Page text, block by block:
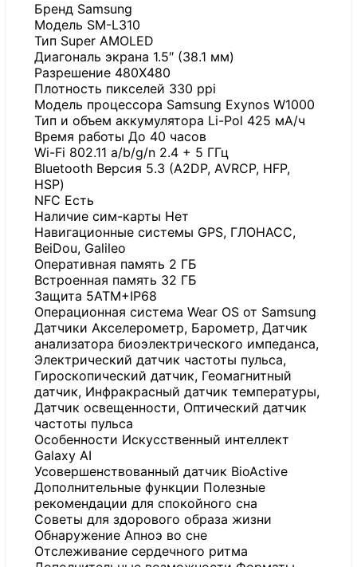
Бренд Samsung
Модель SM-L310
Тип Super AMOLED
Диагональ экрана 1.5″ (38.1 мм)
Разрешение 480X480
Плотность пикселей 330 ppi
Модель процессора Samsung Exynos W1000
Тип и объем аккумулятора Li-Pol 425 мА/ч
Время работы До 40 часов
Wi-Fi 802.11 a/b/g/n 2.4 + 5 ГГц
Bluetooth Версия 5.3 (A2DP, AVRCP, HFP,
HSP)
NFC Есть
Наличие сим-карты Нет
Навигационные системы GPS, ГЛОНАСС,
BeiDou, Galileo
Оперативная память 2 ГБ
Встроенная память 32 ГБ
Защита 5ATM+IP68
Операционная система Wear OS от Samsung
Датчики Акселерометр, Барометр, Датчик
анализатора биоэлектрического импеданса,
Электрический датчик частоты пульса,
Гироскопический датчик, Геомагнитный
датчик, Инфракрасный датчик температуры,
Датчик освещенности, Оптический датчик
частоты пульса
Особенности Искусственный интеллект
Galaxy AI
Усовершенствованный датчик BioActive
Дополнительные функции Полезные
рекомендации для спокойного сна
Советы для здорового образа жизни
Обнаружение Апноэ во сне
Отслеживание сердечного ритма